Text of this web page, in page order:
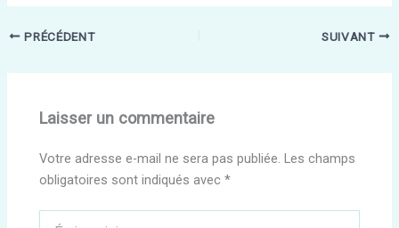
PRÉCÉDENT SUIVANT
Laisser un commentaire
Votre adresse e-mail ne sera pas publiée. Les champs
obligatoires sont indiqués avec*